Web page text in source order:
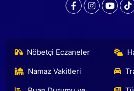
Nöbetçi Eczaneler
Namaz Vakitleri